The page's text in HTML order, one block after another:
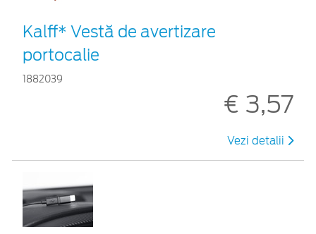
Kalff* Vestă de avertizare
portocalie
1882039
€ 3,57
Vezi detalii